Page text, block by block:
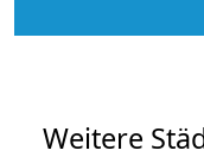
Weitere